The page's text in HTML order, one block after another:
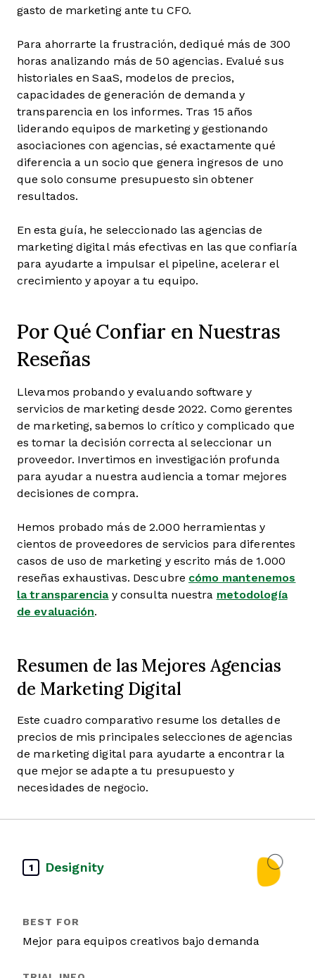
gasto de marketing ante tu CFO.
Para ahorrarte la frustración, dediqué más de 300
horas analizando más de 50 agencias. Evalué sus
historiales en SaaS, modelos de precios,
capacidades de generación de demanda y
transparencia en los informes. Tras 15 años
liderando equipos de marketing y gestionando
asociaciones con agencias, sé exactamente qué
diferencia a un socio que genera ingresos de uno
que solo consume presupuesto sin obtener
resultados.
En esta guía, he seleccionado las agencias de
marketing digital más efectivas en las que confiaría
para ayudarte a impulsar el pipeline, acelerar el
crecimiento y apoyar a tu equipo.
Por Qué Confiar en Nuestras
Reseñas
Llevamos probando y evaluando software y
servicios de marketing desde 2022. Como gerentes
de marketing, sabemos lo crítico y complicado que
es tomar la decisión correcta al seleccionar un
proveedor. Invertimos en investigación profunda
para ayudar a nuestra audiencia a tomar mejores
decisiones de compra.
Hemos probado más de 2.000 herramientas y
cientos de proveedores de servicios para diferentes
casos de uso de marketing y escrito más de 1.000
reseñas exhaustivas. Descubre cómo mantenemos
la transparenciay consulta nuestra metodología
de evaluación.
Resumen de las Mejores Agencias
de Marketing Digital
Este cuadro comparativo resume los detalles de
precios de mis principales selecciones de agencias
de marketing digital para ayudarte a encontrar la
que mejor se adapte a tu presupuesto y
necesidades de negocio.
1 Designity
Mejor para equipos creativos bajo demanda